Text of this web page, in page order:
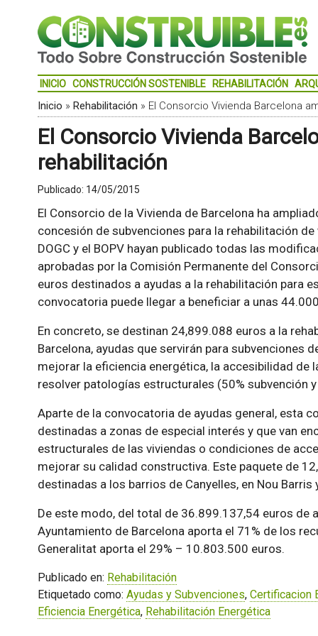
INICIO CONSTRUCCIÓN SOSTENIBLE REHABILITACIÓN
Inicio » Rehabilitación » El Consorcio Vivienda Barcelona
El Consorcio Vivienda
rehabilitación
Publicado: 14/05/2015
El Consorcio de la Vivienda de Barcelona ha
concesión de subvenciones para la rehabilitación
DOGC y el BOPV hayan publicado todas las
aprobadas por la Comisión Permanente del
euros destinados a ayudas a la rehabilitación para
convocatoria puede llegar a beneficiar a unas
En concreto, se destinan 24,899.088 euros a la
Barcelona, ayudas que servirán para subvenciones
mejorar la eficiencia energética, la accesibilidad de
resolver patologías estructurales (50% subvención
Aparte de la convocatoria de ayudas general, esta
destinadas a zonas de especial interés y que van
estructurales de las viviendas o condiciones de
mejorar su calidad constructiva. Este paquete de
destinadas a los barrios de Canyelles, en Nou Barris
De este modo, del total de 36.899.137,54 euros de
Ayuntamiento de Barcelona aporta el 71% de los
Generalitat aporta el 29% – 10.803.500 euros.
Publicado en: Rehabilitación
Etiquetado como: Ayudas y Subvenciones, Certificacion
Eficiencia Energética, Rehabilitación Energética